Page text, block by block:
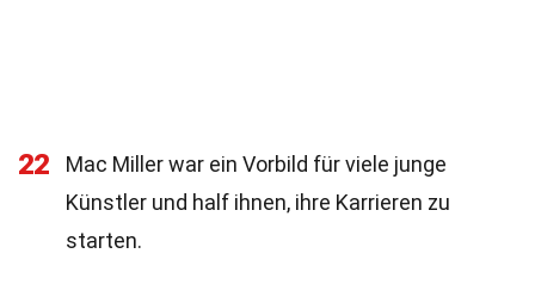
22
Mac Miller war ein Vorbild für viele junge
Künstler und half ihnen, ihre Karrieren zu
starten.